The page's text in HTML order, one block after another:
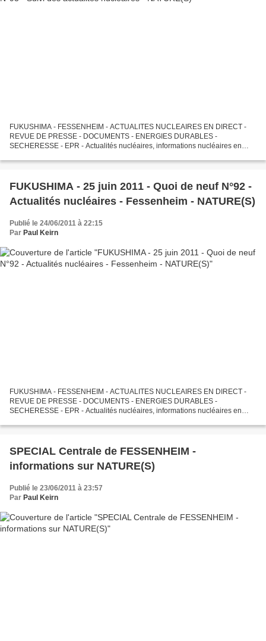
FUKUSHIMA - FESSENHEIM - ACTUALITES NUCLEAIRES EN DIRECT -
REVUE DE PRESSE - DOCUMENTS - ENERGIES DURABLES -
SECHERESSE - EPR - Actualités nucléaires, informations nucléaires en
Fukushima",...
FUKUSHIMA - 25 juin 2011 - Quoi de neuf N°92 -
Actualités nucléaires - Fessenheim - NATURE(S)
Publié le 24/06/2011 à 22:15
Par Paul Keirn
FUKUSHIMA - FESSENHEIM - ACTUALITES NUCLEAIRES EN DIRECT -
REVUE DE PRESSE - DOCUMENTS - ENERGIES DURABLES -
SECHERESSE - EPR - Actualités nucléaires, informations nucléaires en
Fukushima",...
SPECIAL Centrale de FESSENHEIM -
informations sur NATURE(S)
Publié le 23/06/2011 à 23:57
Par Paul Keirn